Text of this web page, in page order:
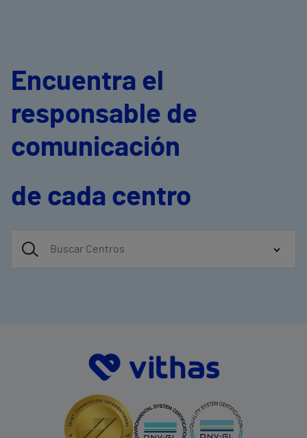
Encuentra el
responsable de
comunicación
de cada centro